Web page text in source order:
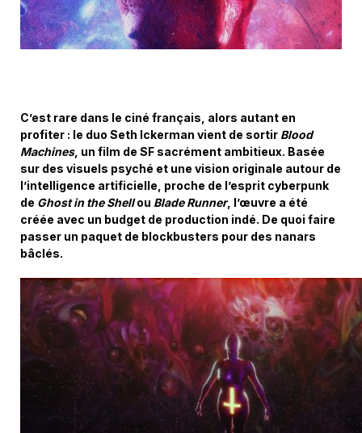
C’est rare dans le ciné français, alors autant en
profiter : le duo Seth Ickerman vient de sortir Blood
Machines, un film de SF sacrément ambitieux. Basée
sur des visuels psyché et une vision originale autour de
l’intelligence artificielle, proche de l’esprit cyberpunk
de Ghost in the Shellou Blade Runner, l’œuvre a été
créée avec un budget de production indé. De quoi faire
passer un paquet de blockbusters pour des nanars
bâclés.